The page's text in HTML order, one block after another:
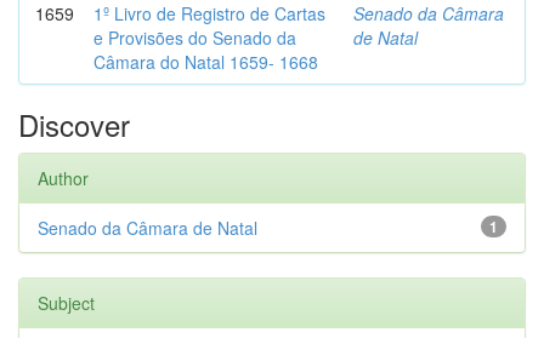
1659
1º Livro de Registro de Cartas
e Provisões do Senado da
Câmara do Natal 1659- 1668
Senado da Câmara
de Natal
Discover
Author
1
Senado da Câmara de Natal
Subject